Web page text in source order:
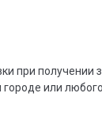
при
городе или